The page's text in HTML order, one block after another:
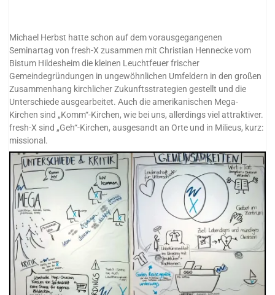
Michael Herbst hatte schon auf dem vorausgegangenen
Seminartag von fresh-X zusammen mit Christian Hennecke vom
Bistum Hildesheim die kleinen Leuchtfeuer frischer
Gemeindegründungen in ungewöhnlichen Umfeldern in den großen
Zusammenhang kirchlicher Zukunftsstrategien gestellt und die
Unterschiede ausgearbeitet. Auch die amerikanischen Mega-
Kirchen sind „Komm“-Kirchen, wie bei uns, allerdings viel attraktiver.
fresh-X sind „Geh“-Kirchen, ausgesandt an Orte und in Milieus, kurz:
missional.